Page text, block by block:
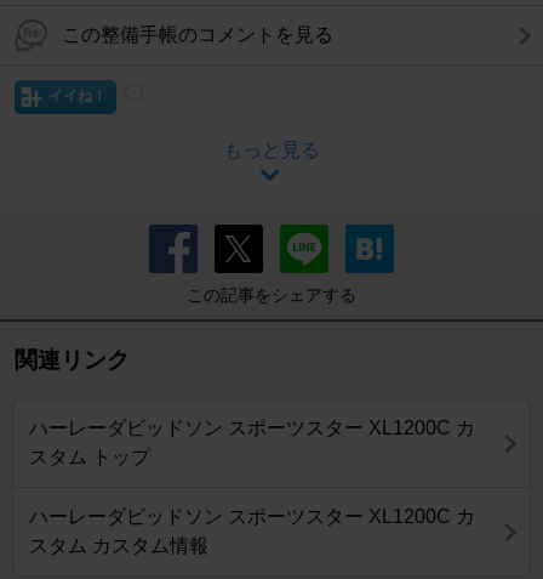
この整備手帳のコメントを見る
イイね！
もっと見る
この記事をシェアする
関連リンク
ハーレーダビッドソン スポーツスター XL1200C カ
スタム トップ
ハーレーダビッドソン スポーツスター XL1200C カ
スタム カスタム情報